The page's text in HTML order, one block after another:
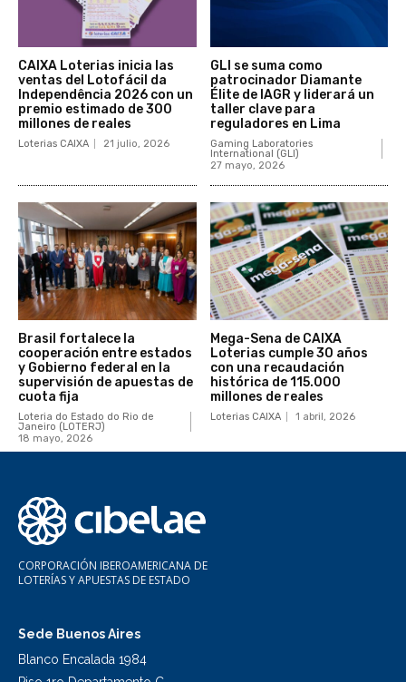
CAIXA Loterias inicia las
ventas del Lotofácil da
Independência 2026 con un
premio estimado de 300
millones de reales
Loterias CAIXA 21 julio, 2026
GLI se suma como
patrocinador Diamante
Élite de IAGR y liderará un
taller clave para
reguladores en Lima
Gaming Laboratories
International (GLI)
27 mayo, 2026
Brasil fortalece la
cooperación entre estados
y Gobierno federal en la
supervisión de apuestas de
cuota fija
Loteria do Estado do Rio de
Janeiro (LOTERJ)
18 mayo, 2026
Mega-Sena de CAIXA
Loterias cumple 30 años
con una recaudación
histórica de 115.000
millones de reales
Loterias CAIXA 1 abril, 2026
CORPORACIÓN IBEROAMERICANA DE
LOTERÍAS Y APUESTAS DE ESTADO
Sede Buenos Aires
Blanco Encalada 1984